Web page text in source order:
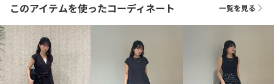
このアイテムを使ったコーディネート 一覧を見る